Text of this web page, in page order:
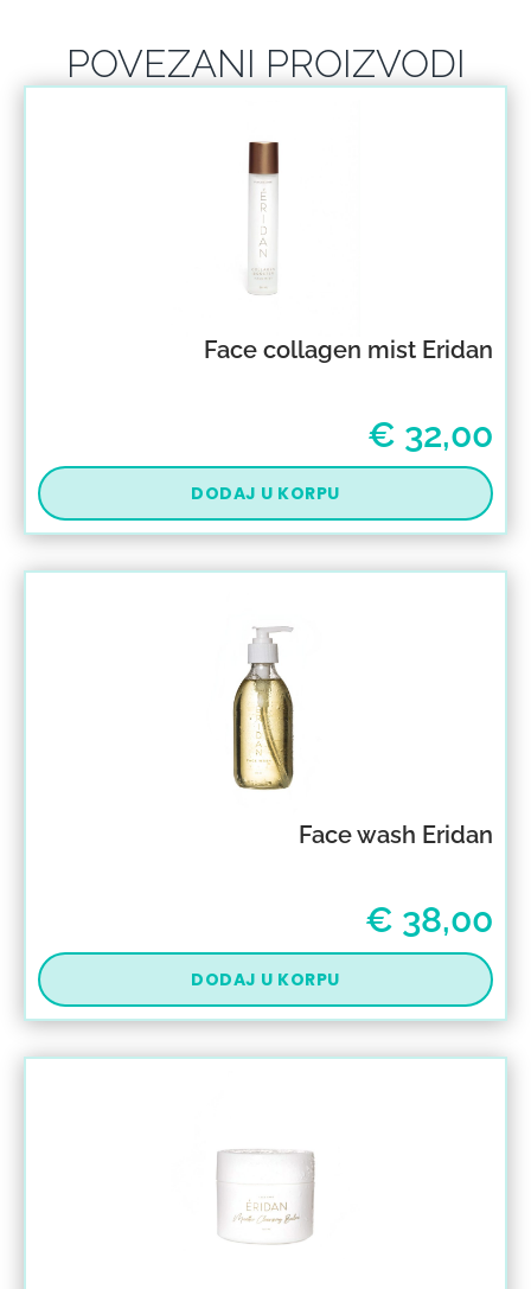
POVEZANI PROIZVODI
Face collagen mist Eridan
€ 32,00
DODAJ U KORPU
Face wash Eridan
€ 38,00
DODAJ U KORPU